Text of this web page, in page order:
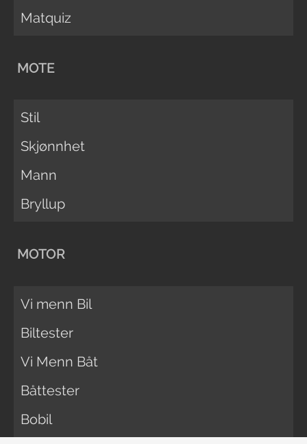
Matquiz
MOTE
Stil
Skjønnhet
Mann
Bryllup
MOTOR
Vi menn Bil
Biltester
Vi Menn Båt
Båttester
Bobil